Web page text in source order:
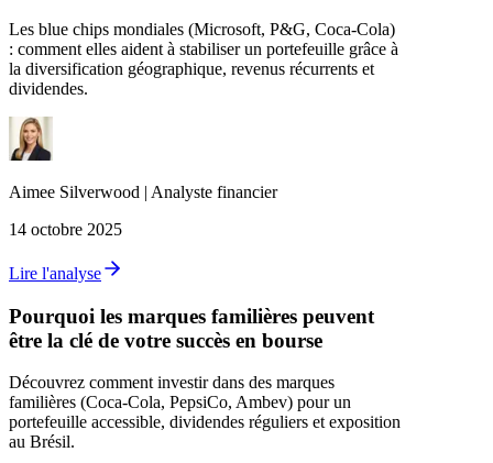
Les blue chips mondiales (Microsoft, P&G, Coca‑Cola)
: comment elles aident à stabiliser un portefeuille grâce à
la diversification géographique, revenus récurrents et
dividendes.
Aimee Silverwood | Analyste financier
14 octobre 2025
Lire l'analyse
Pourquoi les marques familières peuvent
être la clé de votre succès en bourse
Découvrez comment investir dans des marques
familières (Coca‑Cola, PepsiCo, Ambev) pour un
portefeuille accessible, dividendes réguliers et exposition
au Brésil.